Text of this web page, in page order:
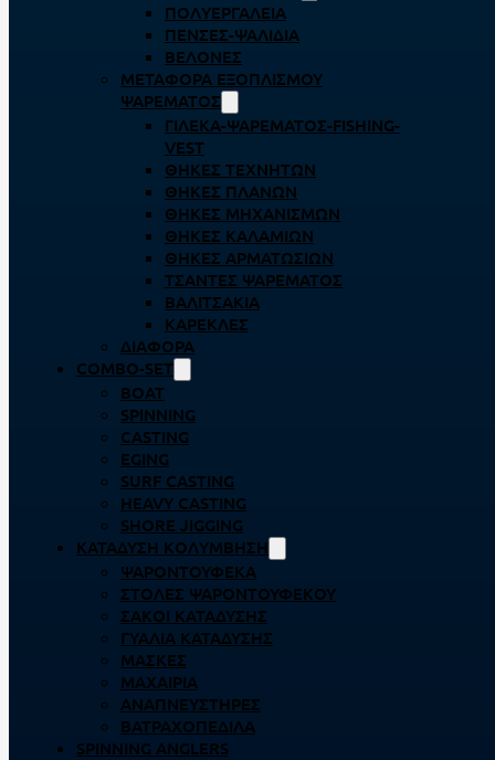
ΠΟΛΥΕΡΓΑΛΕΊΑ
ΠΈΝΣΕΣ-ΨΑΛΊΔΙΑ
ΒΕΛΌΝΕΣ
ΜΕΤΑΦΟΡΆ ΕΞΟΠΛΙΣΜΟΎ
ΨΑΡΈΜΑΤΟΣ
ΓΙΛΈΚΑ-ΨΑΡΈΜΑΤΟΣ-FISHING-
VEST
ΘΉΚΕΣ ΤΕΧΝΗΤΏΝ
ΘΉΚΕΣ ΠΛΆΝΩΝ
ΘΉΚΕΣ ΜΗΧΑΝΙΣΜΏΝ
ΘΉΚΕΣ ΚΑΛΑΜΙΏΝ
ΘΉΚΕΣ ΑΡΜΑΤΩΣΙΏΝ
ΤΣΆΝΤΕΣ ΨΑΡΈΜΑΤΟΣ
ΒΑΛΙΤΣΆΚΙΑ
ΚΑΡΈΚΛΕΣ
ΔΙΆΦΟΡΑ
COMBO-SET
BOAT
SPINNING
CASTING
EGING
SURF CASTING
HEAVY CASTING
SHORE JIGGING
ΚΑΤΆΔΥΣΗ ΚΟΛΎΜΒΗΣΗ
ΨΑΡΟΝΤΟΎΦΕΚΑ
ΣΤΟΛΈΣ ΨΑΡΟΝΤΟΎΦΕΚΟΥ
ΣΆΚΟΙ ΚΑΤΆΔΥΣΗΣ
ΓΥΑΛΙΆ ΚΑΤΆΔΥΣΗΣ
ΜΆΣΚΕΣ
ΜΑΧΑΊΡΙΑ
ΑΝΑΠΝΕΥΣΤΉΡΕΣ
ΒΑΤΡΑΧΟΠΈΔΙΛΑ
SPINNING ANGLERS